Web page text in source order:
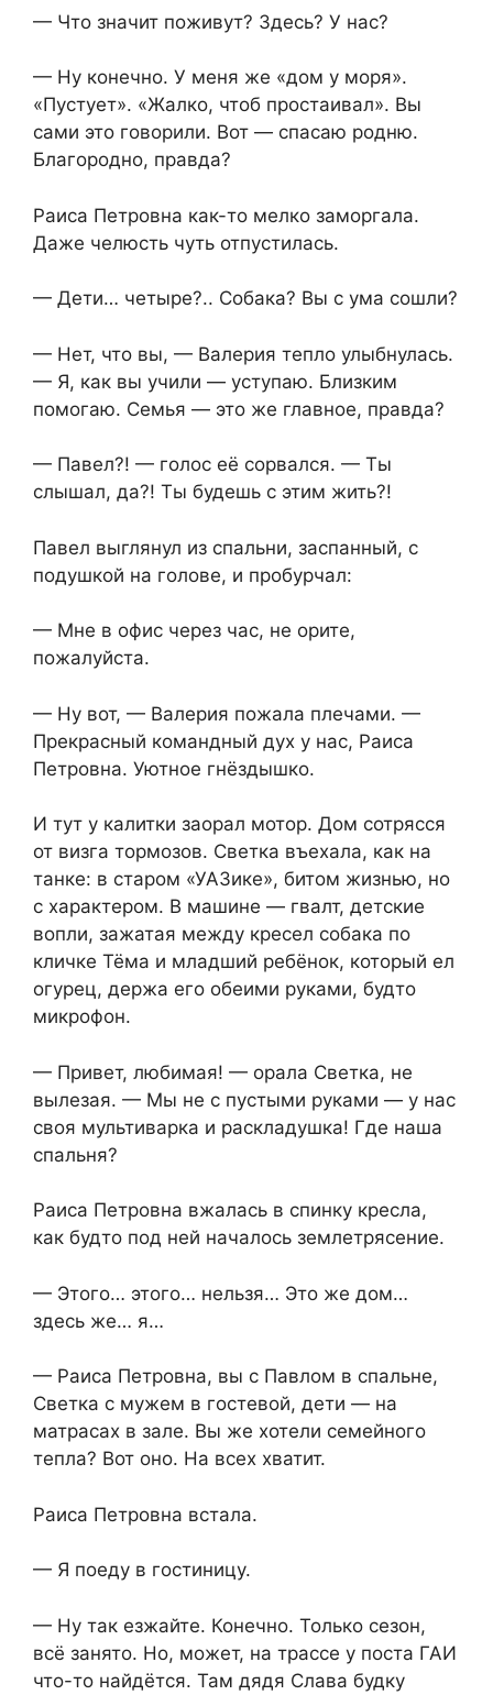
— Что значит поживут? Здесь? У нас?
— Ну конечно. У меня же «дом у моря».
«Пустует». «Жалко, чтоб простаивал». Вы
сами это говорили. Вот — спасаю родню.
Благородно, правда?
Раиса Петровна как-то мелко заморгала.
Даже челюсть чуть отпустилась.
— Дети… четыре?.. Собака? Вы с ума сошли?
— Нет, что вы, — Валерия тепло улыбнулась.
— Я, как вы учили — уступаю. Близким
помогаю. Семья — это же главное, правда?
— Павел?! — голос её сорвался. — Ты
слышал, да?! Ты будешь с этим жить?!
Павел выглянул из спальни, заспанный, с
подушкой на голове, и пробурчал:
— Мне в офис через час, не орите,
пожалуйста.
— Ну вот, — Валерия пожала плечами. —
Прекрасный командный дух у нас, Раиса
Петровна. Уютное гнёздышко.
И тут у калитки заорал мотор. Дом сотрясся
от визга тормозов. Светка въехала, как на
танке: в старом «УАЗике», битом жизнью, но
с характером. В машине — гвалт, детские
вопли, зажатая между кресел собака по
кличке Тёма и младший ребёнок, который ел
огурец, держа его обеими руками, будто
микрофон.
— Привет, любимая! — орала Светка, не
вылезая. — Мы не с пустыми руками — у нас
своя мультиварка и раскладушка! Где наша
спальня?
Раиса Петровна вжалась в спинку кресла,
как будто под ней началось землетрясение.
— Этого… этого… нельзя… Это же дом…
здесь же… я…
— Раиса Петровна, вы с Павлом в спальне,
Светка с мужем в гостевой, дети — на
матрасах в зале. Вы же хотели семейного
тепла? Вот оно. На всех хватит.
Раиса Петровна встала.
— Я поеду в гостиницу.
— Ну так езжайте. Конечно. Только сезон,
всё занято. Но, может, на трассе у поста ГАИ
что-то найдётся. Там дядя Слава будку